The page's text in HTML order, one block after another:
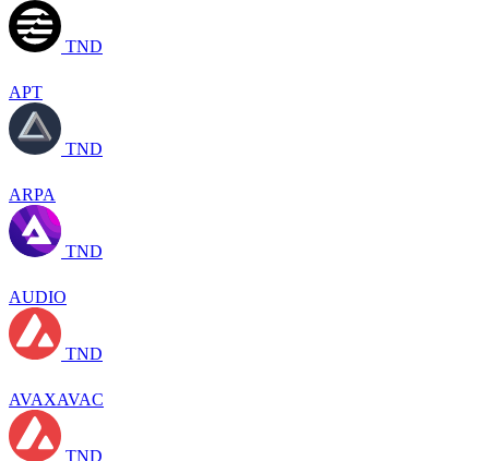
TND
APT
TND
ARPA
TND
AUDIO
TND
AVAXAVAC
TND